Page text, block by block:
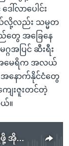
လာပေါင်း
လို့လည်း သမ္မတ
တွေ အခြေနေ
အပြင် ဆီးရီး
အမေရိက အလယ်
နောက်နိုင်ငံတွေ
ျေးဇူးတင်တဲ့
ယ်။
ဒုက္ခသည်အရေး နိုင်ငံတကာ ဝိုင်းဝန်းကူညီဖို့ အိုဘားမား တိုက်တွန်း